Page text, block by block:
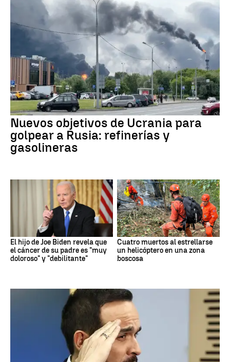
Nuevos objetivos de Ucrania para
golpear a Rusia: refinerías y
gasolineras
El hijo de Joe Biden revela que
el cáncer de su padre es "muy
doloroso" y "debilitante"
Cuatro muertos al estrellarse
un helicóptero en una zona
boscosa